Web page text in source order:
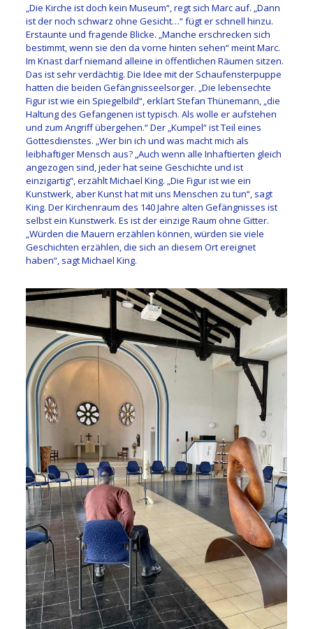
„Die Kirche ist doch kein Museum“, regt sich Marc auf. „Dann
ist der noch schwarz ohne Gesicht…“ fügt er schnell hinzu.
Erstaunte und fragende Blicke. „Manche erschrecken sich
bestimmt, wenn sie den da vorne hinten sehen“ meint Marc.
Im Knast darf niemand alleine in öffentlichen Räumen sitzen.
Das ist sehr verdächtig. Die Idee mit der Schaufensterpuppe
hatten die beiden Gefängnisseelsorger. „Die lebensechte
Figur ist wie ein Spiegelbild“, erklärt Stefan Thünemann, „die
Haltung des Gefangenen ist typisch. Als wolle er aufstehen
und zum Angriff übergehen.“ Der „Kumpel“ ist Teil eines
Gottesdienstes. „Wer bin ich und was macht mich als
leibhaftiger Mensch aus? „Auch wenn alle Inhaftierten gleich
angezogen sind, jeder hat seine Geschichte und ist
einzigartig“, erzählt Michael King. „Die Figur ist wie ein
Kunstwerk, aber Kunst hat mit uns Menschen zu tun“, sagt
King. Der Kirchenraum des 140 Jahre alten Gefängnisses ist
selbst ein Kunstwerk. Es ist der einzige Raum ohne Gitter.
„Würden die Mauern erzählen können, würden sie viele
Geschichten erzählen, die sich an diesem Ort ereignet
haben“, sagt Michael King.